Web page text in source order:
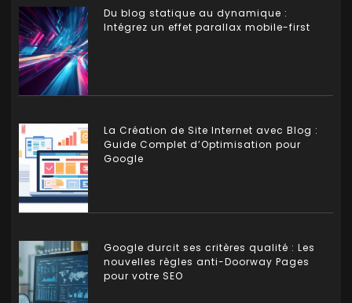
Du blog statique au dynamique :
Intégrez un effet parallax mobile-first
La Création de Site Internet avec Blog :
Guide Complet d’Optimisation pour
Google
Google durcit ses critères qualité : Les
nouvelles règles anti-Doorway Pages
pour votre SEO